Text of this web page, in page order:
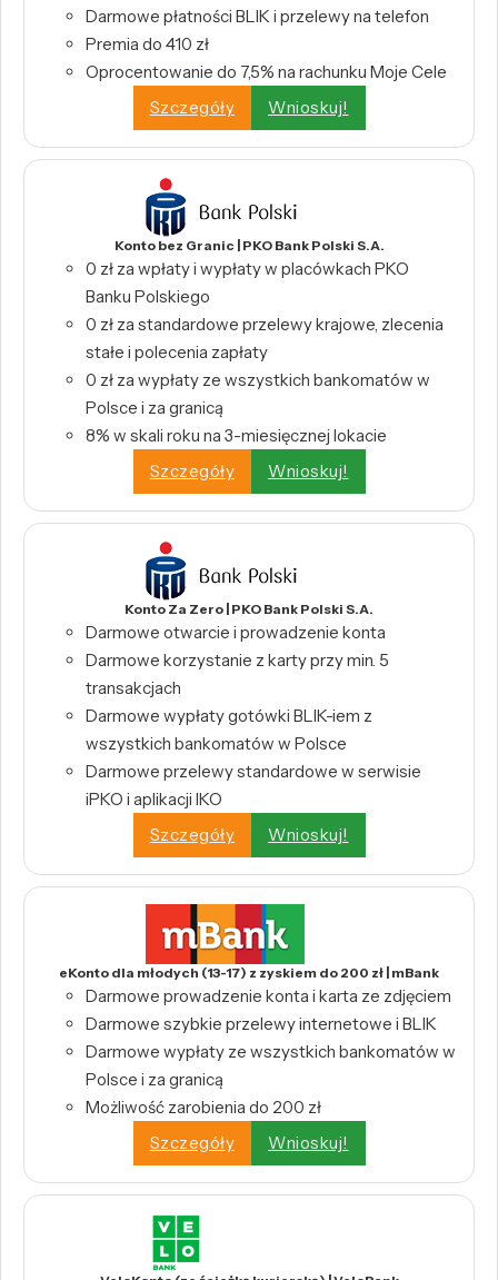
Darmowe płatności BLIK i przelewy na telefon
Premia do 410 zł
Oprocentowanie do 7,5% na rachunku Moje Cele
Szczegóły
Wnioskuj!
Konto bez Granic | PKO Bank Polski S.A.
0 zł za wpłaty i wypłaty w placówkach PKO
Banku Polskiego
0 zł za standardowe przelewy krajowe, zlecenia
stałe i polecenia zapłaty
0 zł za wypłaty ze wszystkich bankomatów w
Polsce i za granicą
8% w skali roku na 3-miesięcznej lokacie
Szczegóły
Wnioskuj!
Konto Za Zero | PKO Bank Polski S.A.
Darmowe otwarcie i prowadzenie konta
Darmowe korzystanie z karty przy min. 5
transakcjach
Darmowe wypłaty gotówki BLIK-iem z
wszystkich bankomatów w Polsce
Darmowe przelewy standardowe w serwisie
iPKO i aplikacji IKO
Szczegóły
Wnioskuj!
eKonto dla młodych (13-17) z zyskiem do 200 zł | mBank
Darmowe prowadzenie konta i karta ze zdjęciem
Darmowe szybkie przelewy internetowe i BLIK
Darmowe wypłaty ze wszystkich bankomatów w
Polsce i za granicą
Możliwość zarobienia do 200 zł
Szczegóły
Wnioskuj!